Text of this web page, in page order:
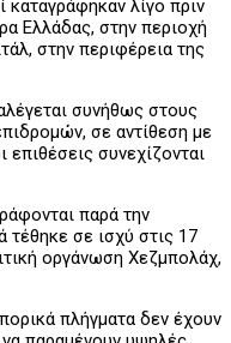
λίγο πριν
Ελλάδας, στην περιοχή
στην περιφέρεια της
συνήθως στους
σε αντίθεση με
συνεχίζονται
παρά την
σε ισχύ στις 17
οργάνωση Χεζμπολάχ,
πλήγματα δεν έχουν